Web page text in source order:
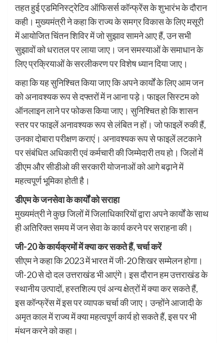
तहत हुई एडमिनिस्ट्रेटिव ऑफिसर्स कॉन्फ्रेंस के शुभारंभ के दौरान
कही। मुख्यमंत्री ने कहा कि राज्य के समग्र विकास के लिए मसूरी
में आयोजित चिंतन शिविर में जो सुझाव सामने आए हैं, उन सभी
सुझावों को धरातल पर लाया जाए। जन समस्याओं के समाधान के
लिए प्रक्रियाओं के सरलीकरण पर विशेष ध्यान दिया जाए।
कहा कि यह सुनिश्चित किया जाए कि अपने कार्यों के लिए आम जन
को अनावश्यक रूप से दफ्तरों में न आना पड़े। फाइल सिस्टम को
ऑनलाइन लाने पर फोकस किया जाए। सुनिश्चित हो कि शासन
स्तर पर फाइलें अनावश्यक रूप से लंबित न हों। जो फाइलें रुकी हैं,
उनका दोबारा परीक्षण कराएं। अनावश्यक रूप से फाइलें लटकाने
पर संबंधित अधिकारी एवं कर्मचारी की जिम्मेदारी तय हो। जिलों में
डीएम और सीडीओ की सरकारी योजनाओं को आगे बढ़ाने में
महत्वपूर्ण भूमिका होती है।
डीएम के जनसेवा के कार्यों को सराहा
मुख्यमंत्री ने कुछ जिलों में जिलाधिकारियों द्वारा अपने कार्यों के साथ
ही अतिरिक्त समय में जन सेवा के कार्य करने पर सराहना की।
जी-20 के कार्यक्रमों में क्या कर सकते हैं, चर्चा करें
सीएम ने कहा कि 2023 में भारत में जी-20 शिखर सम्मेलन होगा।
जी-20 से दो दल उत्तराखंड भी आएंगे। इस दौरान हम उत्तराखंड के
स्थानीय उत्पादों, हस्तशिल्प एवं अन्य क्षेत्रों में क्या कर सकते हैं,
इस कॉन्फ्रेंस में इस पर व्यापक चर्चा की जाए। उन्होंने आजादी के
अमृत काल में राज्य में क्या महत्वपूर्ण कार्य हो सकते हैं, इस पर भी
मंथन करने को कहा।